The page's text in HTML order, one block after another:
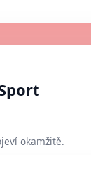
okamžitě.